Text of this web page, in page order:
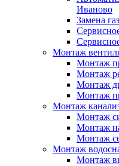
Иваново
Замена
Монтаж
Монтаж
Монтаж
Монтаж
Монтаж
Монтаж
Монтаж
Монтаж
Монтаж
Монтаж
Монтаж